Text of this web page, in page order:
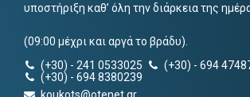
υποστήριξη καθ’ όλη την διάρκεια της
(09:00 μέχρι και αργά το βράδυ).
(+30) - 241 0533025
(+30) - 694
(+30) - 694 8380239